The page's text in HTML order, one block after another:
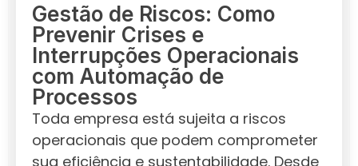
Gestão de Riscos: Como
Prevenir Crises e
Interrupções Operacionais
com Automação de
Processos
Toda empresa está sujeita a riscos
operacionais que podem comprometer
sua eficiência e sustentabilidade. Desde